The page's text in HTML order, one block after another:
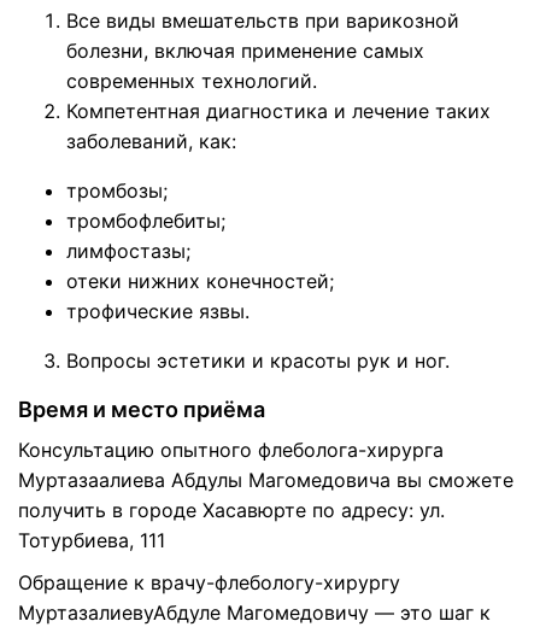
Все виды вмешательств при варикозной
болезни, включая применение самых
современных технологий.
Компетентная диагностика и лечение таких
заболеваний, как:
тромбозы;
тромбофлебиты;
лимфостазы;
отеки нижних конечностей;
трофические язвы.
Вопросы эстетики и красоты рук и ног.
Время и место приёма
Консультацию опытного флеболога-хирурга
Муртазаалиева Абдулы Магомедовича вы сможете
получить в городе Хасавюрте по адресу: ул.
Тотурбиева, 111
Обращение к врачу-флебологу-хирургу
МуртазалиевуАбдуле Магомедовичу — это шаг к